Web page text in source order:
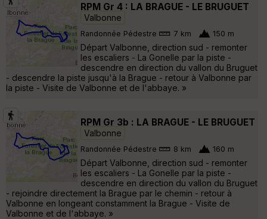
RPM Gr 4 : LA BRAGUE - LE BRUGUET
Valbonne
Randonnée Pédestre 7 km 150 m
Départ Valbonne, direction sud - remonter
les escaliers - La Gonelle par la piste -
descendre en direction du vallon du Bruguet
- descendre la piste jusqu'à la Brague - retour à Valbonne par
la piste - Visite de Valbonne et de l'abbaye. »
RPM Gr 3b : LA BRAGUE - LE BRUGUET
Valbonne
Randonnée Pédestre 8 km 160 m
Départ Valbonne, direction sud - remonter
les escaliers - La Gonelle par la piste -
descendre en direction du vallon du Bruguet
- rejoindre directement la Brague par le chemin - retour à
Valbonne en longeant constamment la Brague - Visite de
Valbonne et de l'abbaye. »